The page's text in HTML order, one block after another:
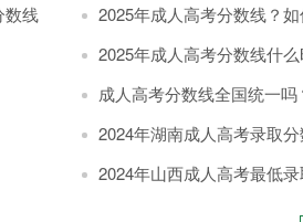
数线
2025年成人高考分数线？
2025年成人高考分数线什
成人高考分数线全国统一
2024年湖南成人高考录取分
2024年山西成人高考最低录